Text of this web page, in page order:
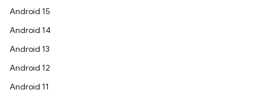
Android 15
Android 14
Android 13
Android 12
Android 11